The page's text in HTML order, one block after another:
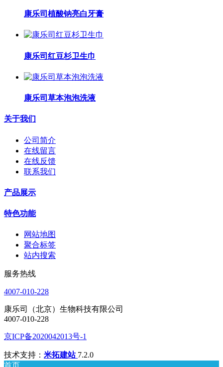
康乐司植酸钠亮白牙膏
康乐司红豆杉卫生巾
康乐司草本泡泡洗液
关于我们
公司简介
在线留言
在线反馈
联系我们
产品展示
特色功能
网站地图
聚合标签
站内搜索
服务热线
4007-010-228
康乐司（北京）生物科技有限公司
4007-010-228
京ICP备2020042013号-1
技术支持： 米拓建站 7.2.0